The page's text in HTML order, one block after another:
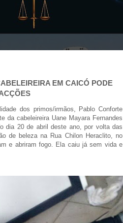
EM CAICÓ PODE
dos primos/irmãos, Pablo Conforte
da cabeleireira Uane Mayara Fernandes
dia 20 de abril deste ano, por volta das
de beleza na Rua Chilon Heraclito, no
e abriram fogo. Ela caiu já sem vida e